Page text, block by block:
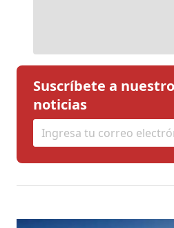
Suscríbete a
noticias